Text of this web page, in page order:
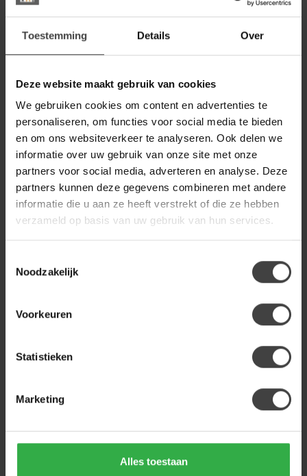
Toestemming Details Over
Deze website maakt gebruik van cookies
We gebruiken cookies om content en advertenties te
personaliseren, om functies voor social media te bieden
en om ons websiteverkeer te analyseren. Ook delen we
informatie over uw gebruik van onze site met onze
partners voor social media, adverteren en analyse. Deze
partners kunnen deze gegevens combineren met andere
informatie die u aan ze heeft verstrekt of die ze hebben
verzameld op basis van uw gebruik van hun services.
Noodzakelijk
Voorkeuren
Statistieken
Marketing
Alles toestaan
BENOA
Benoa Ovale salontafel
mango set van 3
Op voorraad
WoonStijl Salontafel set van 4
Teca black
Op voorraad
149,00
BENOA
Benoa Set van 3 salontafels
met zwart blad
299,00
Of heb je hulp nodig bij de bestelling? Neem
gerust contact op met onze klantenservice